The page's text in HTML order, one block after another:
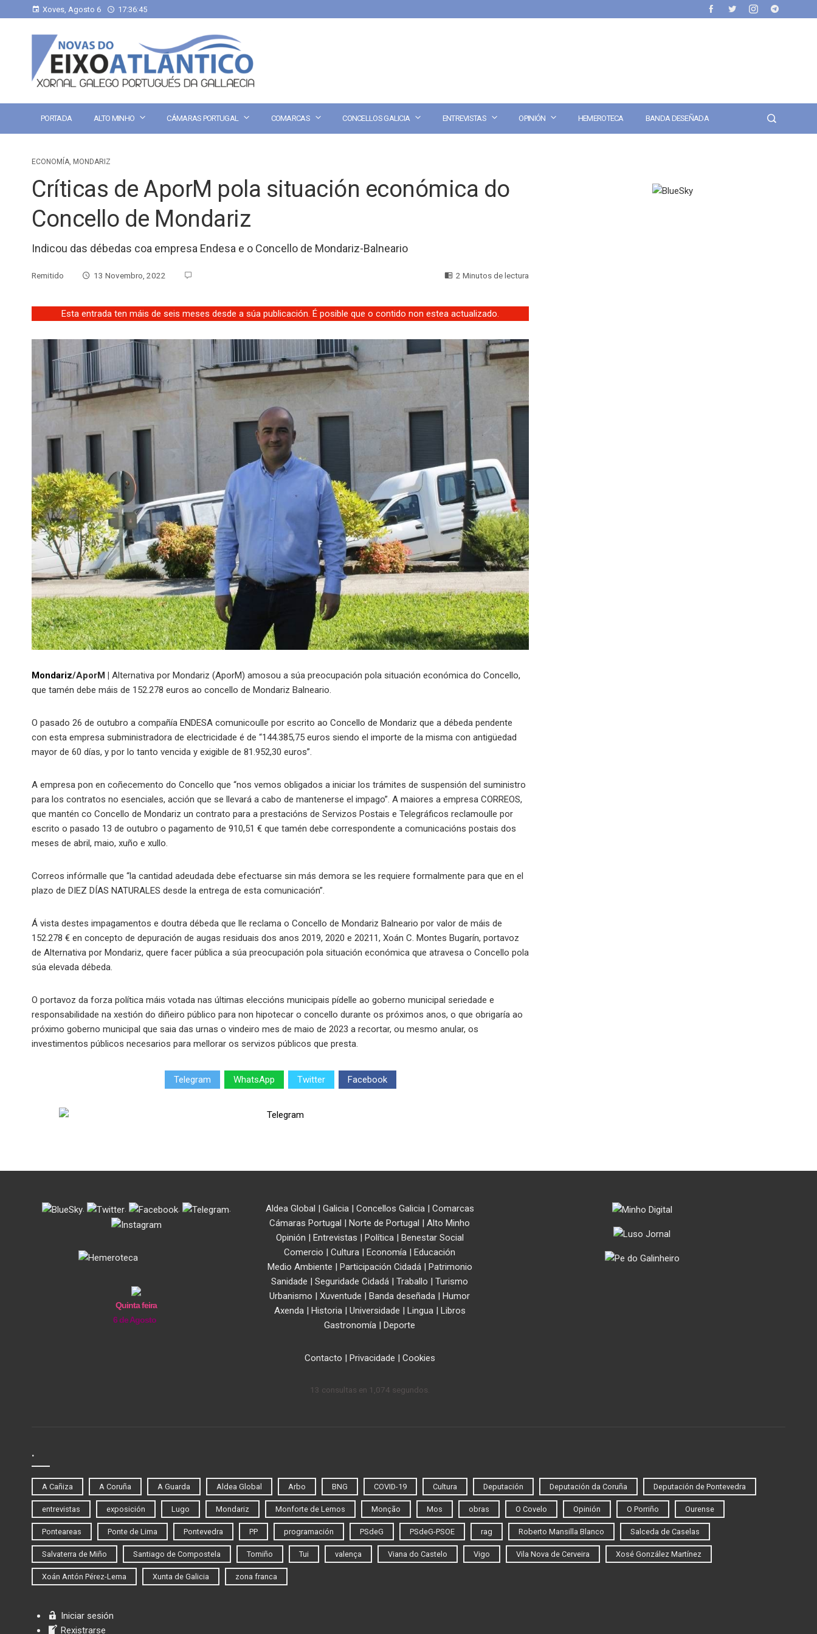
Xoves, Agosto 6 17:36:46
PORTADA ALTO MINHO CÁMARAS PORTUGAL COMARCAS CONCELLOS GALICIA ENTREVISTAS OPINIÓN HEMEROTECA BANDA DESEÑADA
ECONOMÍA, MONDARIZ
Críticas de AporM pola situación económica do
Concello de Mondariz
Indicou das débedas coa empresa Endesa e o Concello de Mondariz-Balneario
Remitido 13 Novembro, 2022 2 Minutos de lectura
Esta entrada ten máis de seis meses desde a súa publicación. É posible que o contido non estea actualizado.
Mondariz/AporM |
Alternativa por Mondariz (AporM) amosou a súa preocupación pola situación económica do Concello,
que tamén debe máis de 152.278 euros ao concello de Mondariz Balneario.
O pasado 26 de outubro a compañía ENDESA comunicoulle por escrito ao Concello de Mondariz que a débeda pendente
con esta empresa subministradora de electricidade é de “144.385,75 euros siendo el importe de la misma con antigüedad
mayor de 60 días, y por lo tanto vencida y exigible de 81.952,30 euros”.
A empresa pon en coñecemento do Concello que “nos vemos obligados a iniciar los trámites de suspensión del suministro
para los contratos no esenciales, acción que se llevará a cabo de mantenerse el impago”. A maiores a empresa CORREOS,
que mantén co Concello de Mondariz un contrato para a prestacións de Servizos Postais e Telegráficos reclamoulle por
escrito o pasado 13 de outubro o pagamento de 910,51 € que tamén debe correspondente a comunicacións postais dos
meses de abril, maio, xuño e xullo.
Correos infórmalle que “la cantidad adeudada debe efectuarse sin más demora se les requiere formalmente para que en el
plazo de DIEZ DÍAS NATURALES desde la entrega de esta comunicación”.
Á vista destes impagamentos e doutra débeda que lle reclama o Concello de Mondariz Balneario por valor de máis de
152.278 € en concepto de depuración de augas residuais dos anos 2019, 2020 e 20211, Xoán C. Montes Bugarín, portavoz
de Alternativa por Mondariz, quere facer pública a súa preocupación pola situación económica que atravesa o Concello pola
súa elevada débeda.
O portavoz da forza política máis votada nas últimas eleccións municipais pídelle ao goberno municipal seriedade e
responsabilidade na xestión do diñeiro público para non hipotecar o concello durante os próximos anos, o que obrigaría ao
próximo goberno municipal que saia das urnas o vindeiro mes de maio de 2023 a recortar, ou mesmo anular, os
investimentos públicos necesarios para mellorar os servizos públicos que presta.
Telegram WhatsApp Twitter Facebook
. . . .
Quinta feira
6 de Agosto
Aldea Global Galicia| Concellos Galicia| Comarcas
Cámaras Portugal
Norte de Portugal
Alto Minho
Opinión
Entrevistas Política|
Benestar Social
Comercio
Cultura Economía
Educación
Medio Ambiente
Participación Cidadá|
Patrimonio
Sanidade
Seguridade Cidadá Traballo
Turismo
Urbanismo
Xuventude Banda deseñada
Humor
Axenda| Historia| Universidade Lingua|
Libros
Gastronomía
Deporte
Contacto Privacidade Cookies
13 consultas en 1,074 segundos.
.
A Cañiza A Coruña A Guarda Aldea Global Arbo BNG COVID-19 Cultura Deputación Deputación da Coruña Deputación de Pontevedra
entrevistas exposición Lugo Mondariz Monforte de Lemos Monção Mos obras O Covelo Opinión O Porriño Ourense
Ponteareas Ponte de Lima Pontevedra PP programación PSdeG PSdeG-PSOE rag Roberto Mansilla Blanco Salceda de Caselas
Salvaterra de Miño Santiago de Compostela Tomiño Tui valença Viana do Castelo Vigo Vila Nova de Cerveira Xosé González Martínez
Xoán Antón Pérez-Lema Xunta de Galicia zona franca
Iniciar sesión
Rexistrarse